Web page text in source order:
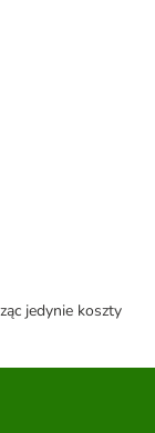
jedynie koszty